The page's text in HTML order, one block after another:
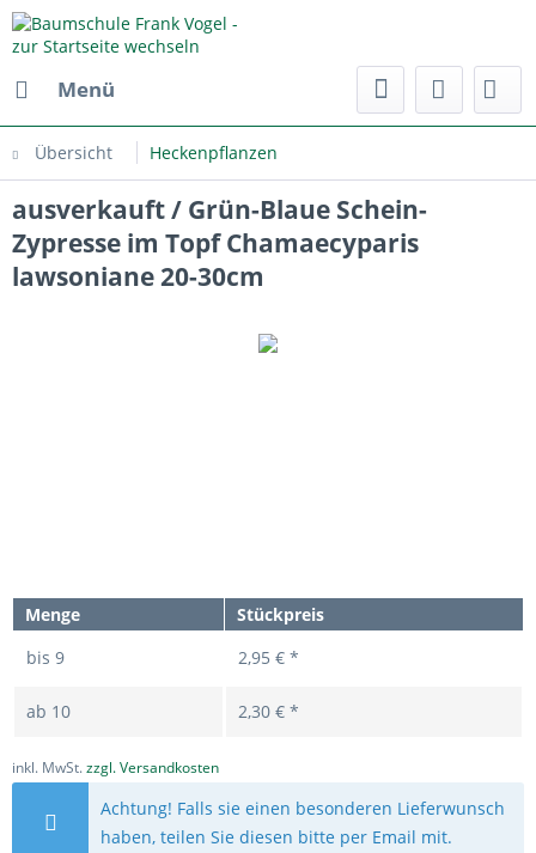
Menü
Übersicht Heckenpflanzen
ausverkauft / Grün-Blaue Schein-
Zypresse im Topf Chamaecyparis
lawsoniane 20-30cm
Menge
Stückpreis
bis 9 2,95 € *
ab 10 2,30 € *
inkl. MwSt.zzgl. Versandkosten
Achtung! Falls sie einen besonderen Lieferwunsch
haben, teilen Sie diesen bitte per Email mit.